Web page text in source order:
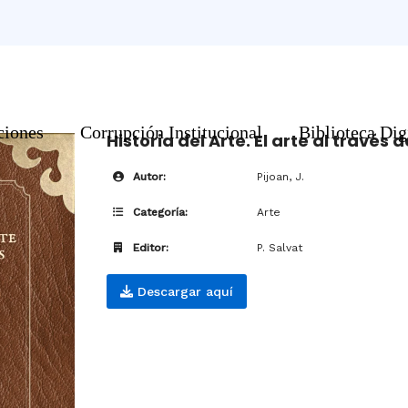
Corrupción Institucional Biblioteca
Historia del Arte. El arte al través
Autor: Pijoan, J.
Categoría: Arte
Editor: P. Salvat
Descargar aquí